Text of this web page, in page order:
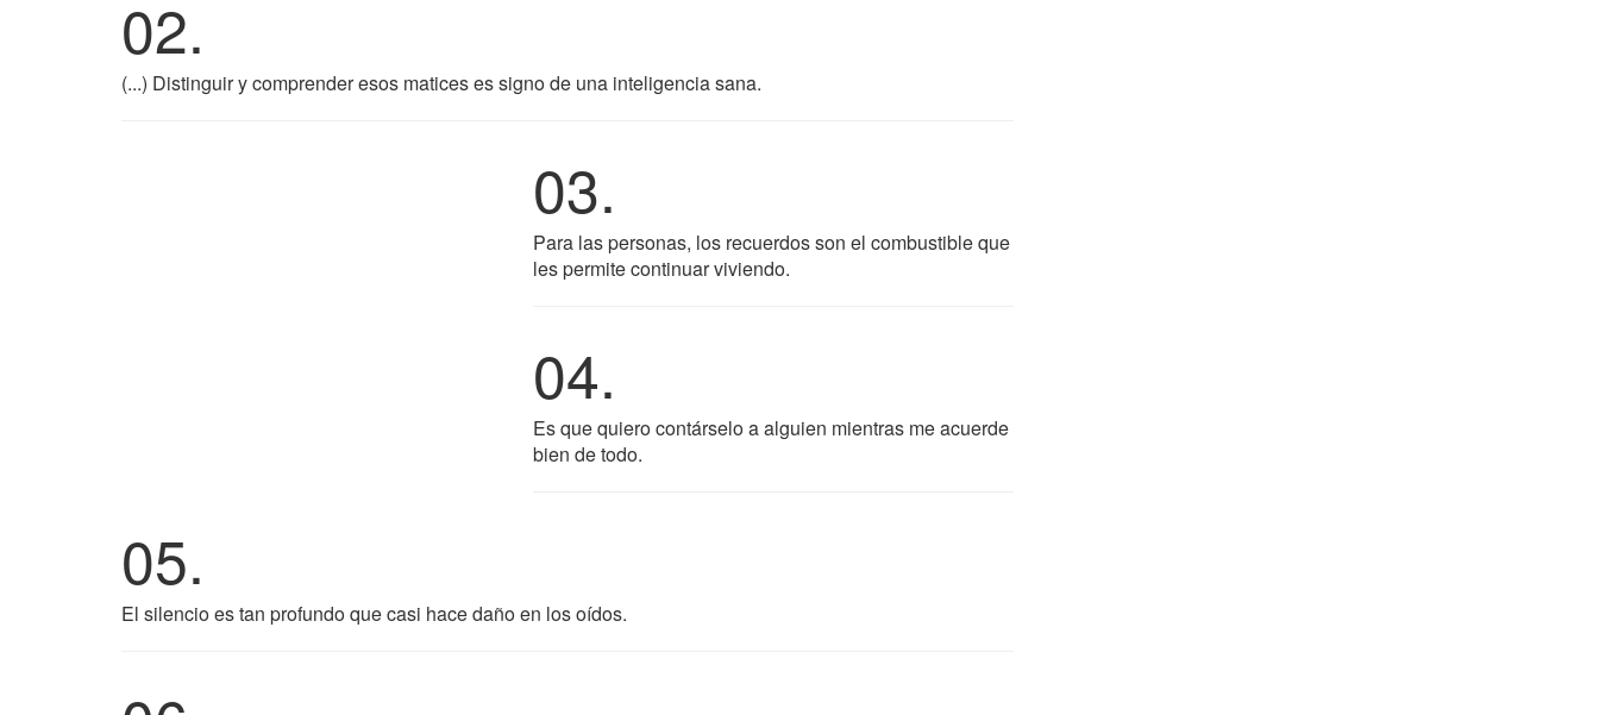
02.
(...) Distinguir y comprender esos matices es signo de una inteligencia sana.
03.
Para las personas, los recuerdos son el combustible que
les permite continuar viviendo.
04.
Es que quiero contárselo a alguien mientras me acuerde
bien de todo.
05.
El silencio es tan profundo que casi hace daño en los oídos.